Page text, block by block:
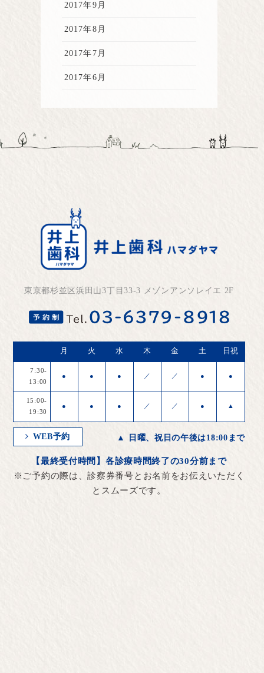
2017年9月
2017年8月
2017年7月
2017年6月
東京都杉並区浜田山3丁目33-3 メゾンアンソレイエ 2F
月 火 水 木 金 土 日祝
7:30-
13:00
● ● ● ／ ／ ● ●
15:00-
19:30
● ● ● ／ ／ ● ▲
WEB予約 ▲ 日曜、祝日の午後は18:00まで
【最終受付時間】各診療時間終了の30分前まで
※ご予約の際は、診察券番号とお名前をお伝えいただく
とスムーズです。